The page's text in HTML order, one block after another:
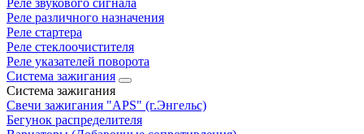
Реле звукового сигнала
Реле различного назначения
Реле стартера
Реле стеклоочистителя
Реле указателей поворота
Система зажигания
Система зажигания
Свечи зажигания "APS" (г.Энгельс)
Бегунок распределителя